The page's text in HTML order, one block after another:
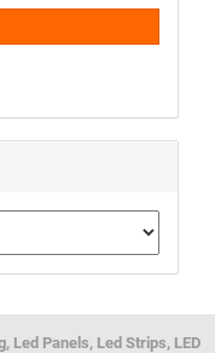
Led Panels, Led Strips, LED